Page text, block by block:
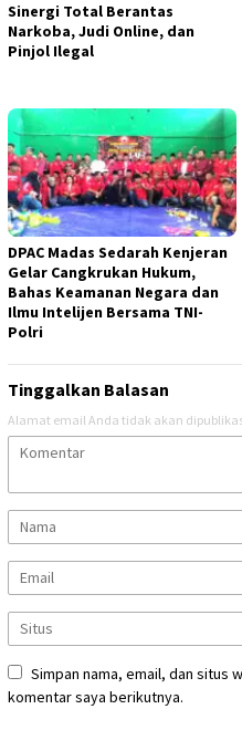
Sinergi Total Berantas
Narkoba, Judi Online, dan
Pinjol Ilegal
DPAC Madas Sedarah Kenjeran
Gelar Cangkrukan Hukum,
Bahas Keamanan Negara dan
Ilmu Intelijen Bersama TNI-
Polri
Tinggalkan Balasan
Alamat email Anda tidak akan
Simpan nama, email, dan situs
komentar saya berikutnya.